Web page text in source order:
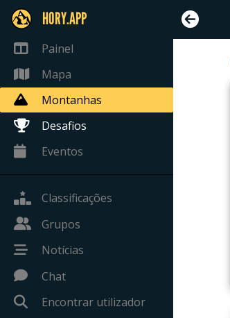
HORY.APP
Painel
Mapa
Montanhas
Desafios
Eventos
Classificações
Grupos
Notícias
Chat
Encontrar utilizador